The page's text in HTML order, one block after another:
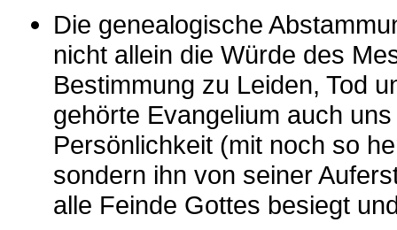
Die genealogische
nicht allein die Würde des
Bestimmung zu Leiden, Tod
gehörte Evangelium auch
Persönlichkeit (mit noch so
sondern ihn von seiner
alle Feinde Gottes besiegt